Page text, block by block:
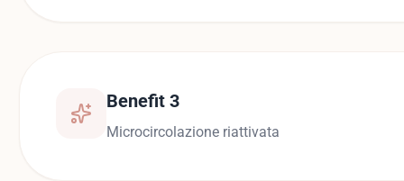
Benefit 3
Microcircolazione riattivata